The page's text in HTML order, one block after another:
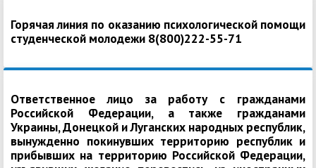
Горячая линия по оказанию психологической помощи
студенческой молодежи 8(800)222-55-71
Ответственное лицо за работу с гражданами
Российской Федерации, а также гражданами
Украины, Донецкой и Луганских народных республик,
вынужденно покинувших территорию республик и
прибывших на территорию Российской Федерации,